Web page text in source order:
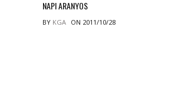
NAPI ARANYOS
BY KGA ON 2011/10/28